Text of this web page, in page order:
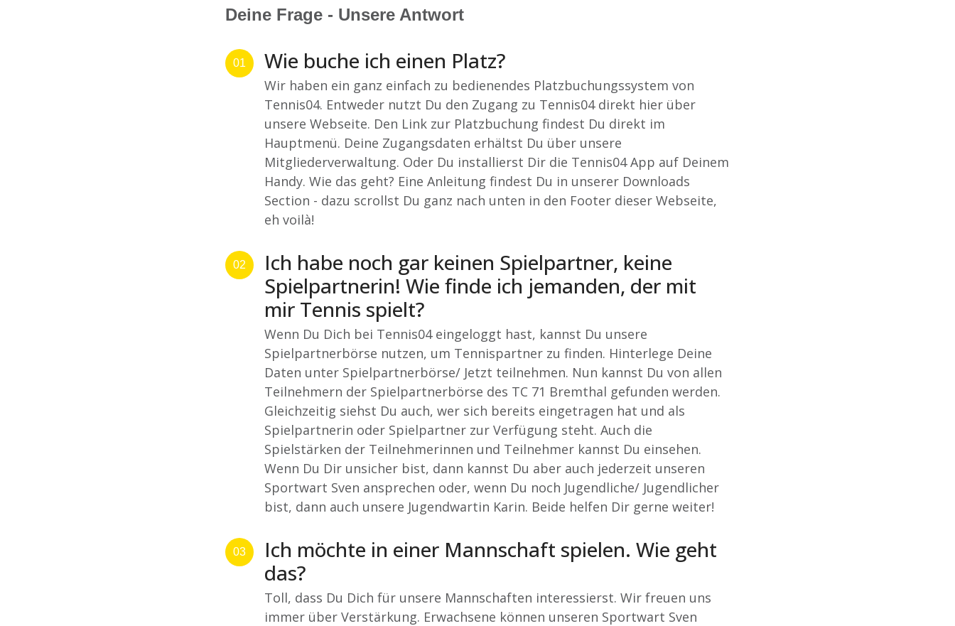
Deine Frage - Unsere Antwort
01 Wie buche ich einen Platz?
Wir haben ein ganz einfach zu bedienendes Platzbuchungssystem von
Tennis04. Entweder nutzt Du den Zugang zu Tennis04 direkt hier über
unsere Webseite. Den Link zur Platzbuchung findest Du direkt im
Hauptmenü. Deine Zugangsdaten erhältst Du über unsere
Mitgliederverwaltung. Oder Du installierst Dir die Tennis04 App auf Deinem
Handy. Wie das geht? Eine Anleitung findest Du in unserer Downloads
Section - dazu scrollst Du ganz nach unten in den Footer dieser Webseite,
eh voilà!
02
Ich habe noch gar keinen Spielpartner, keine
Spielpartnerin! Wie finde ich jemanden, der mit
mir Tennis spielt?
Wenn Du Dich bei Tennis04 eingeloggt hast, kannst Du unsere
Spielpartnerbörse nutzen, um Tennispartner zu finden. Hinterlege Deine
Daten unter Spielpartnerbörse/ Jetzt teilnehmen. Nun kannst Du von allen
Teilnehmern der Spielpartnerbörse des TC 71 Bremthal gefunden werden.
Gleichzeitig siehst Du auch, wer sich bereits eingetragen hat und als
Spielpartnerin oder Spielpartner zur Verfügung steht. Auch die
Spielstärken der Teilnehmerinnen und Teilnehmer kannst Du einsehen.
Wenn Du Dir unsicher bist, dann kannst Du aber auch jederzeit unseren
Sportwart Sven ansprechen oder, wenn Du noch Jugendliche/ Jugendlicher
bist, dann auch unsere Jugendwartin Karin. Beide helfen Dir gerne weiter!
03
Ich möchte in einer Mannschaft spielen. Wie geht
das?
Toll, dass Du Dich für unsere Mannschaften interessierst. Wir freuen uns
immer über Verstärkung. Erwachsene können unseren Sportwart Sven